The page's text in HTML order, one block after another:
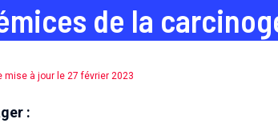
de la
mise à jour le 27 février 2023
: